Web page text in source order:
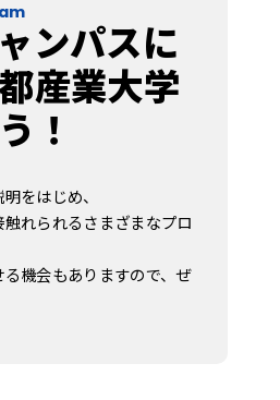
ンパスに
産業大学
！
をはじめ、
れられるさまざまなプロ
機会もありますので、ぜ